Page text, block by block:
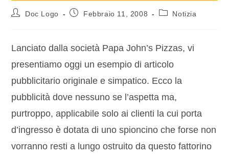
Doc Logo Febbraio 11, 2008 Notizia
Lanciato dalla società Papa John’s Pizzas, vi
presentiamo oggi un esempio di articolo
pubblicitario originale e simpatico. Ecco la
pubblicità dove nessuno se l’aspetta ma,
purtroppo, applicabile solo ai clienti la cui porta
d’ingresso è dotata di uno spioncino che forse non
vorranno resti a lungo ostruito da questo fattorino